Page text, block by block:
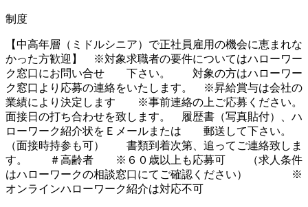
制度
【中高年層（ミドルシニア）で正社員雇用の機会に恵まれな
かった方歓迎】 ※対象求職者の要件についてはハローワー
ク窓口にお問い合せ 下さい。 対象の方はハローワー
ク窓口より応募の連絡をいたします。 ※昇給賞与は会社の
業績により決定します ※事前連絡の上ご応募ください。
面接日の打ち合わせを致します。 履歴書（写真貼付）、ハ
ローワーク紹介状をＥメールまたは 郵送して下さい。
（面接時持参も可） 書類到着次第、追ってご連絡致しま
す。 ＃高齢者 ※６０歳以上も応募可 （求人条件
はハローワークの相談窓口にてご確認ください） ※
オンラインハローワーク紹介は対応不可